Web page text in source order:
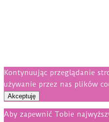
Kontynuując przeglądanie
używanie przez nas plików
Akceptuję
Aby zapewnić Tobie